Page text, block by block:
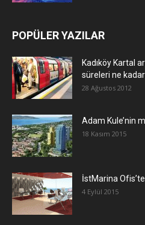
POPÜLER YAZILAR
Kadıköy Kartal
süreleri ne
28 Ağustos 2012
Adam Kule’nin
18 Kasım 2015
İstMarina
4 Eylül 2015